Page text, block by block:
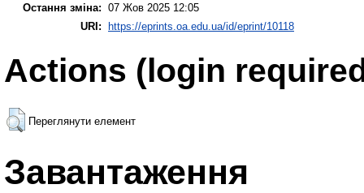
Остання зміна: 07 Жов 2025 12:05
URI: https://eprints.oa.edu.ua/id/eprint/10118
Actions (login
Переглянути елемент
Завантаження